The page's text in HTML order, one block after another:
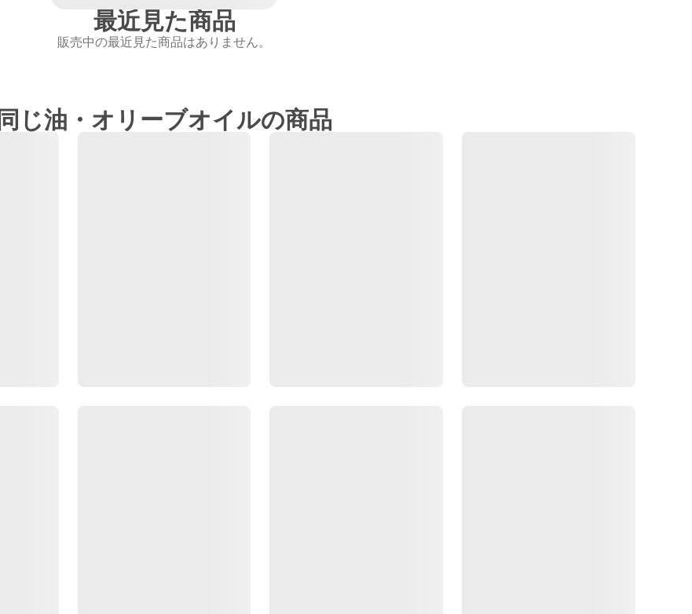
最近見た商品
販売中の最近見た商品はありません。
同じ油・オリーブオイルの商品